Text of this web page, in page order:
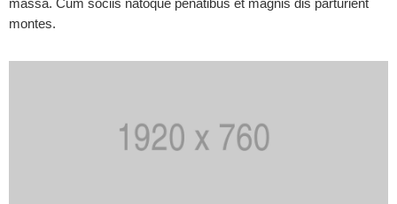
massa. Cum sociis natoque penatibus et magnis dis parturient
montes.